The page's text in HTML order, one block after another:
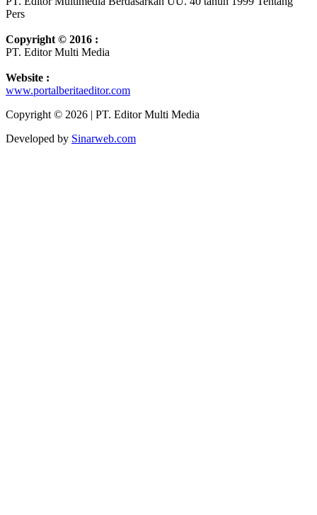
Pers
Copyright © 2016 :
PT. Editor Multi Media
Website :
www.portalberitaeditor.com
Copyright © 2026 | PT. Editor Multi Media
Developed by Sinarweb.com